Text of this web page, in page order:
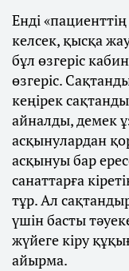
Енді
келсек, қысқа
бұл өзгеріс
өзгеріс.
кеңірек
айналды, демек
асқынулардан
асқынуы бар
санаттарға
тұр. Ал
үшін басты
жүйеге кіру
айырма.